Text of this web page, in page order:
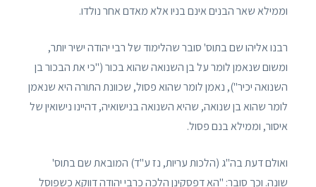
וממילא שאר הבנים אינם בניו אלא מאדם אחר נולדו.
רבנו אליהו שם בתוס' סובר שהלימוד של רבי יהודה ישיר יותר,
ומשום שנאמן לומר על בן השנואה שהוא בכור ("כי את הבכור בן
השנואה יכיר"), נאמן לומר שהוא פסול, שכוונת התורה היא שנאמן
לומר שהוא בן שנואה, שהיא השנואה בנישואיה, דהיינו נישואין של
איסור, וממילא בנם פסול.
ואולם דעת בה"ג (הלכות עריות, נז ע"ד) המובאת שם בתוס'
שונה. וכך סובר: "הא דפסקינן הלכה כרבי יהודה דווקא כשפוסל